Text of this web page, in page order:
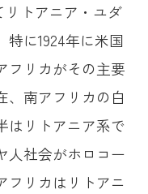
リトアニア・ユダ
に1924年に米国
フリカがその主要
、南アフリカの白
はリトアニア系で
人社会がホロコー
フリカはリトアニ